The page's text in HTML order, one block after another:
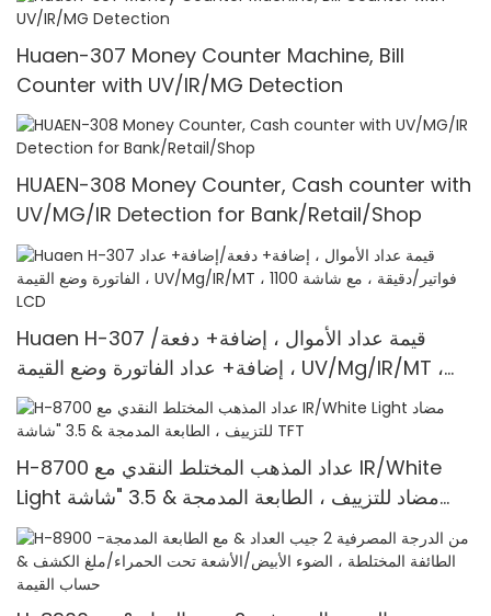
Huaen-307 Money Counter Machine, Bill
Counter with UV/IR/MG Detection
HUAEN-308 Money Counter, Cash counter with
UV/MG/IR Detection for Bank/Retail/Shop
Huaen H-307 قيمة عداد الأموال ، إضافة+ دفعة/
إضافة+ عداد الفاتورة وضع القيمة ، UV/Mg/IR/MT ،
1100 فواتير/دقيقة ، مع شاشة LCD
H-8700 عداد المذهب المختلط النقدي مع IR/White
Light مضاد للتزييف ، الطابعة المدمجة & 3.5 "شاشة
TFT